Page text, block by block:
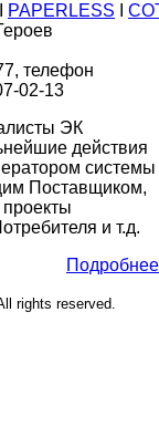
PAPERLESS
телефон
02-13
ЭК
действия
системы
Поставщиком,
проекты
и т.д.
Подробнее
rights reserved.